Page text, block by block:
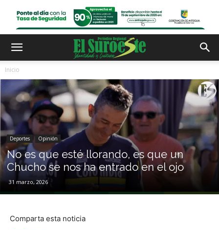
Inicio
Deportes Opinión
No es que esté llorando, es que un
Chucho se nos ha entrado en el ojo
31 marzo, 2026
Comparta esta noticia